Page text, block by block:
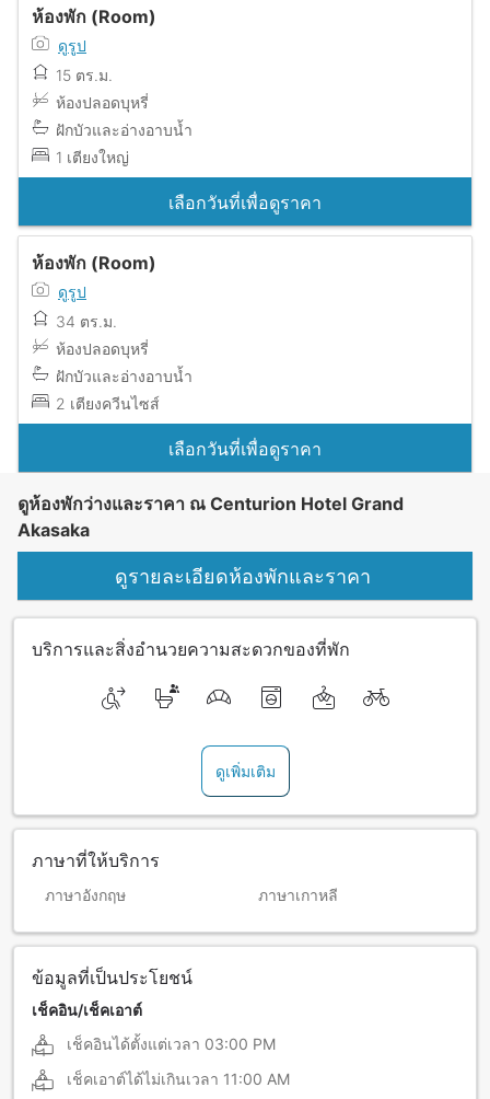
ห้องพัก (Room)
ดูรูป
15 ตร.ม.
ห้องปลอดบุหรี่
ฝักบัวและอ่างอาบน้ำ
1 เตียงใหญ่
เลือกวันที่เพื่อดูราคา
ห้องพัก (Room)
ดูรูป
34 ตร.ม.
ห้องปลอดบุหรี่
ฝักบัวและอ่างอาบน้ำ
2 เตียงควีนไซส์
เลือกวันที่เพื่อดูราคา
ดูห้องพักว่างและราคา ณ Centurion Hotel Grand
Akasaka
ดูรายละเอียดห้องพักและราคา
บริการและสิ่งอำนวยความสะดวกของที่พัก
ดูเพิ่มเติม
ภาษาที่ให้บริการ
ภาษาอังกฤษ ภาษาเกาหลี
ข้อมูลที่เป็นประโยชน์
เช็คอิน/เช็คเอาต์
เช็คอินได้ตั้งแต่เวลา 03:00 PM
เช็คเอาต์ได้ไม่เกินเวลา 11:00 AM